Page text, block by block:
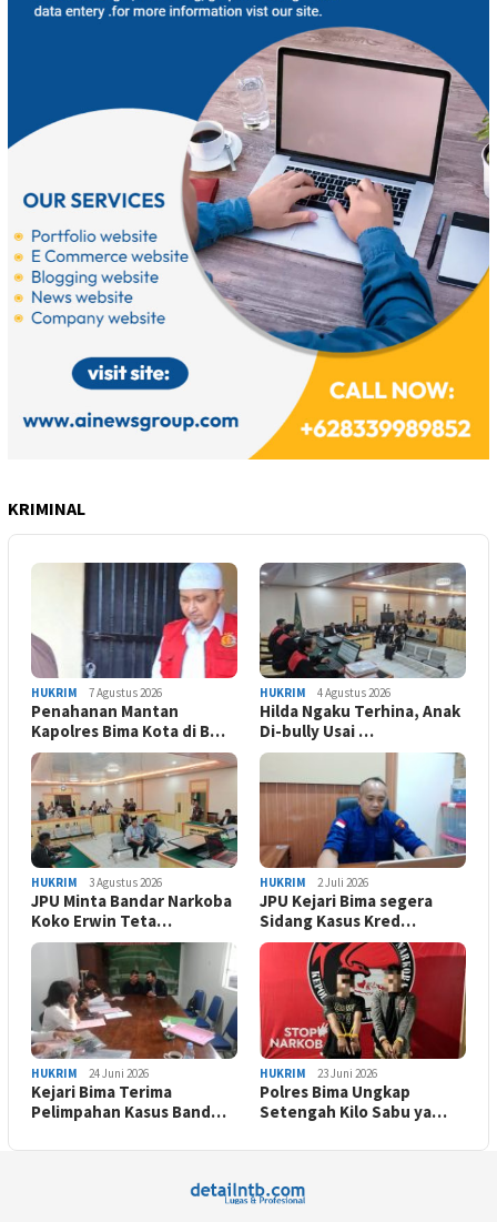
KRIMINAL
HUKRIM 7 Agustus 2026
Penahanan Mantan
Kapolres Bima Kota di B…
HUKRIM 4 Agustus 2026
Hilda Ngaku Terhina, Anak
Di-bully Usai …
HUKRIM 3 Agustus 2026
JPU Minta Bandar Narkoba
Koko Erwin Teta…
HUKRIM 2 Juli 2026
JPU Kejari Bima segera
Sidang Kasus Kred…
HUKRIM 24 Juni 2026
Kejari Bima Terima
Pelimpahan Kasus Band…
HUKRIM 23 Juni 2026
Polres Bima Ungkap
Setengah Kilo Sabu ya…